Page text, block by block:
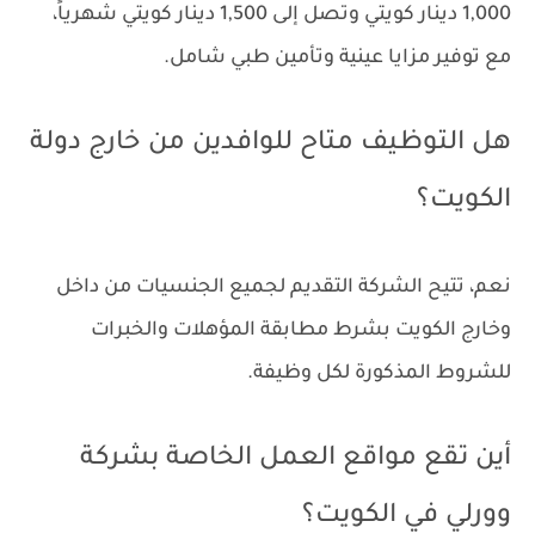
1,000 دينار كويتي وتصل إلى 1,500 دينار كويتي شهرياً،
مع توفير مزايا عينية وتأمين طبي شامل.
هل التوظيف متاح للوافدين من خارج دولة
الكويت؟
نعم، تتيح الشركة التقديم لجميع الجنسيات من داخل
وخارج الكويت بشرط مطابقة المؤهلات والخبرات
للشروط المذكورة لكل وظيفة.
أين تقع مواقع العمل الخاصة بشركة
وورلي في الكويت؟